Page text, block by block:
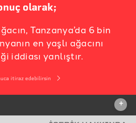
olarak;
Tanzanya’da 6 bin
en yaşlı ağacını
iddiası yanlıştır.
itiraz edebilirsin
+